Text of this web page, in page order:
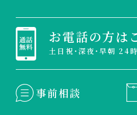
お電話の方は
土日祝・深夜・早朝 24
事前相談